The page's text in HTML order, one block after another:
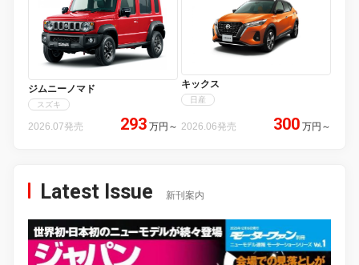
ジムニーノマド
スズキ
2026.07発売 293 万円 ～
キックス
日産
2026.06発売 300 万円 ～
Latest Issue 新刊案内